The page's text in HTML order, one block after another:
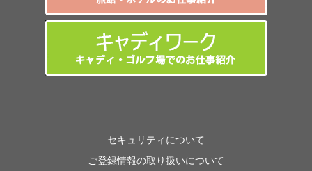
セキュリティについて
ご登録情報の取り扱いについて